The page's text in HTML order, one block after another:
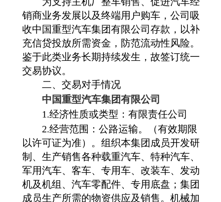
销商业务发展以及终端用户购车，公司吸
收中国重型汽车集团有限公司存款，以补
充信贷投放所需资金，防范流动性风险。
鉴于此类业务长期持续发生，故签订统一
交易协议。
二、交易对手情况
中国重型汽车集团有限公司
1.经济性质或类型：有限责任公司
2.经营范围：公路运输。（有效期限
以许可证为准）。组织本集团成员开发研
制、生产销售各种载重汽车、特种汽车、
军用汽车、客车、专用车、改装车、发动
机及机组、汽车零配件、专用底盘；集团
成员生产所需的物资供应及销售。机械加